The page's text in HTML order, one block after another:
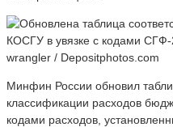
wrangler / Depositphotos.com
Минфин России обновил
классификации расходов
кодами расходов,